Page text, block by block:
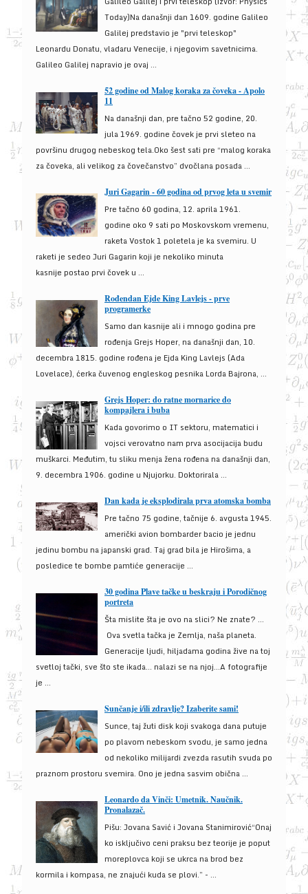
Today)Na današnji dan 1609. godine Galileo
Galilej predstavio je "prvi teleskop"
Leonardu Donatu, vladaru Venecije, i njegovim savetnicima.
Galileo Galilej napravio je ovaj ...
52 godine od Malog koraka za čoveka - Apolo
11
Na današnji dan, pre tačno 52 godine, 20.
jula 1969. godine čovek je prvi sleteo na
površinu drugog nebeskog tela.Oko šest sati pre “malog koraka
za čoveka, ali velikog za čovečanstvo” dvočlana posada ...
Juri Gagarin - 60 godina od prvog leta u svemir
Pre tačno 60 godina, 12. aprila 1961.
godine oko 9 sati po Moskovskom vremenu,
raketa Vostok 1 poletela je ka svemiru. U
raketi je sedeo Juri Gagarin koji je nekoliko minuta
kasnije postao prvi čovek u ...
Rođendan Ejde King Lavlejs - prve
programerke
Samo dan kasnije ali i mnogo godina pre
rođenja Grejs Hoper, na današnji dan, 10.
decembra 1815. godine rođena je Ejda King Lavlejs (Ada
Lovelace), ćerka čuvenog engleskog pesnika Lorda Bajrona, ...
Grejs Hoper: do ratne mornarice do
kompajlera i buba
Kada govorimo o IT sektoru, matematici i
vojsci verovatno nam prva asocijacija budu
muškarci. Međutim, tu sliku menja žena rođena na današnji dan,
9. decembra 1906. godine u Njujorku. Doktorirala ...
Dan kada je eksplodirala prva atomska bomba
Pre tačno 75 godine, tačnije 6. avgusta 1945.
američki avion bombarder bacio je jednu
jedinu bombu na japanski grad. Taj grad bila je Hirošima, a
posledice te bombe pamtiće generacije ...
30 godina Plave tačke u beskraju i Porodičnog
portreta
Šta mislite šta je ovo na slici? Ne znate? …
Ova svetla tačka je Zemlja, naša planeta.
Generacije ljudi, hiljadama godina žive na toj
svetloj tački, sve što ste ikada… nalazi se na njoj…A fotografije
je ...
Sunčanje i/ili zdravlje? Izaberite sami!
Sunce, taj žuti disk koji svakoga dana putuje
po plavom nebeskom svodu, je samo jedna
od nekoliko milijardi zvezda rasutih svuda po
praznom prostoru svemira. Ono je jedna sasvim obična ...
Leonardo da Vinči: Umetnik. Naučnik.
Pronalazač.
Pišu: Jovana Savić i Jovana Stanimirović“Onaj
ko isključivo ceni praksu bez teorije je poput
moreplovca koji se ukrca na brod bez
kormila i kompasa, ne znajući kuda se plovi.” - ...